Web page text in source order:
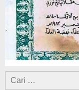
Cari
untuk: